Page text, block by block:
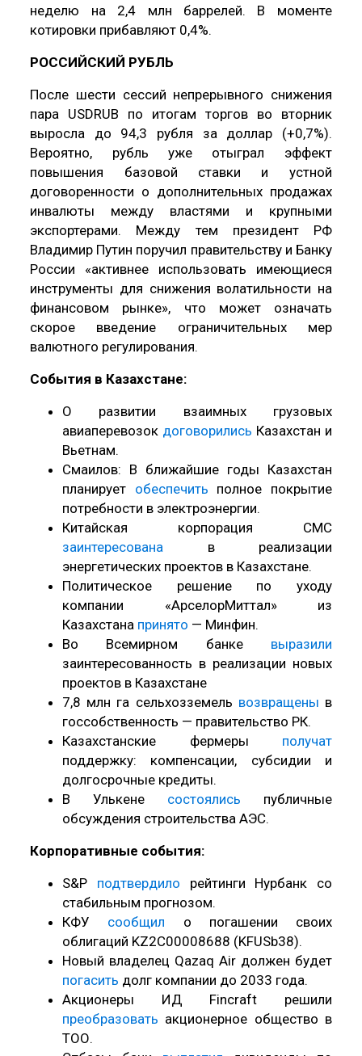
неделю на 2,4 млн баррелей. В моменте
котировки прибавляют 0,4%.
РОССИЙСКИЙ РУБЛЬ
После шести сессий непрерывного снижения
пара USDRUB по итогам торгов во вторник
выросла до 94,3 рубля за доллар (+0,7%).
Вероятно, рубль уже отыграл эффект
повышения базовой ставки и устной
договоренности о дополнительных продажах
инвалюты между властями и крупными
экспортерами. Между тем президент РФ
Владимир Путин поручил правительству и Банку
России «активнее использовать имеющиеся
инструменты для снижения волатильности на
финансовом рынке», что может означать
скорое введение ограничительных мер
валютного регулирования.
События в Казахстане:
О развитии взаимных грузовых
авиаперевозок договорились Казахстан и
Вьетнам.
Смаилов: В ближайшие годы Казахстан
планирует обеспечить полное покрытие
потребности в электроэнергии.
Китайская корпорация CMC
заинтересована в реализации
энергетических проектов в Казахстане.
Политическое решение по уходу
компании «АрселорМиттал» из
Казахстана принято — Минфин.
Во Всемирном банке выразили
заинтересованность в реализации новых
проектов в Казахстане
7,8 млн гa сельхозземель возвращены в
госсобственность — правительство РК.
Казахстанские фермеры получат
поддержку: компенсации, субсидии и
долгосрочные кредиты.
В Улькене состоялись публичные
обсуждения строительства АЭС.
Корпоративные события:
S&P подтвердило рейтинги Нурбанк со
стабильным прогнозом.
КФУ сообщил о погашении своих
облигаций KZ2C00008688 (KFUSb38).
Новый владелец Qazaq Air должен будет
погасить долг компании до 2033 года.
Акционеры ИД Fincraft решили
преобразовать акционерное общество в
ТОО.